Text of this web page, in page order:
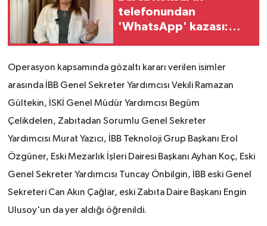
telefonundan
'WhatsApp' kazası:
Operasyon kapsamında gözaltı kararı verilen isimler
arasında İBB Genel Sekreter Yardımcısı Vekili Ramazan
Gültekin, İSKİ Genel Müdür Yardımcısı Begüm
Çelikdelen, Zabıtadan Sorumlu Genel Sekreter
Yardımcısı Murat Yazıcı, İBB Teknoloji Grup Başkanı Erol
Özgüner, Eski Mezarlık İşleri Dairesi Başkanı Ayhan Koç, Eski
Genel Sekreter Yardımcısı Tuncay Önbilgin, İBB eski Genel
Sekreteri Can Akın Çağlar, eski Zabıta Daire Başkanı Engin
Ulusoy'un da yer aldığı öğrenildi.